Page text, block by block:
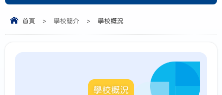
首頁 > 學校簡介 > 學校概況
學校概況